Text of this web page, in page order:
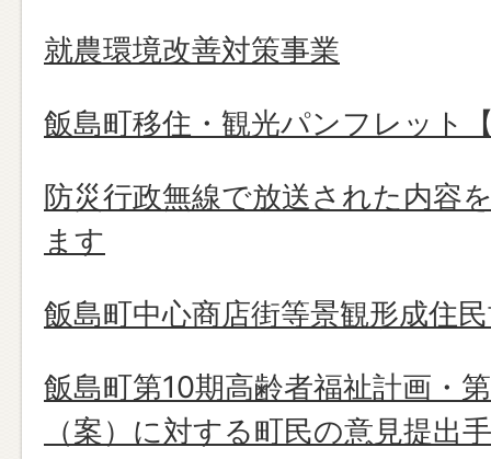
就農環境改善対策事業
飯島町移住・観光パンフレット
防災行政無線で放送された内容
ます
飯島町中心商店街等景観形成住
飯島町第10期高齢者福祉計画・
（案）に対する町民の意見提出